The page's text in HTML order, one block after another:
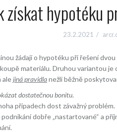
získat hypotéku
23.2.2021
žádají o hypotéku při řešení
materiálu. Druhou variantou je
alejiná pravidlanežli běžně
dostatečnou bonitu.
případech dost závažný problém.
dobře „nastartované“ a